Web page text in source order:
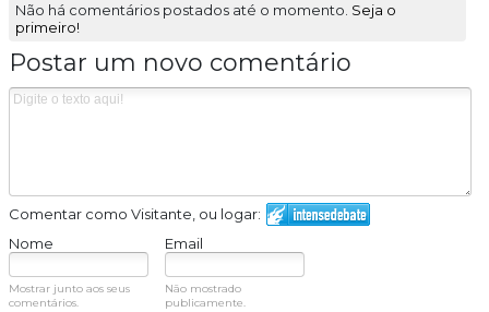
Não há comentários postados até o momento. Seja o
primeiro!
Postar um novo comentário
Comentar como Visitante, ou logar:
Nome
Email
Mostrar junto aos seus
comentários.
Não mostrado
publicamente.